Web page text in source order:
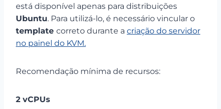
está disponível apenas para distribuições
Ubuntu. Para utilizá-lo, é necessário vincular o
template correto durante a criação do servidor
no painel do KVM.
Recomendação mínima de recursos:
2 vCPUs